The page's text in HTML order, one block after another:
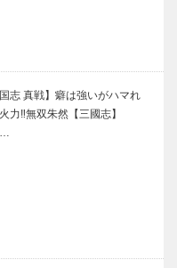
国志 真戦】癖は強いがハマれ
力‼無双朱然【三國志】
…